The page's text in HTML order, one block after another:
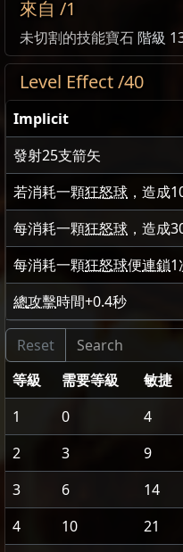
來自 /1
未切割的技能寶石階級
Level Effect /40
Implicit
發射25支箭矢
若消耗一顆狂怒球 ，造成
每消耗一顆狂怒球 ，造成
每消耗一顆狂怒球便連鎖1
總攻擊時間+0.4秒
等級 需要等級 敏捷
1
0 4
2
3 9
3
6 14
4
10 21